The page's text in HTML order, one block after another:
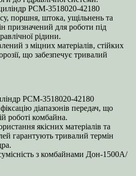
РСМ-3518020-42180
поршня, штока, ущільнень та
призначений для роботи під
рідини.
з міцних матеріалів, стійких
що забезпечує тривалий
РСМ-3518020-42180
діапазонів передач, що
роботі комбайна.
якісних матеріалів та
гарантують тривалий термін
з комбайнами Дон-1500А/